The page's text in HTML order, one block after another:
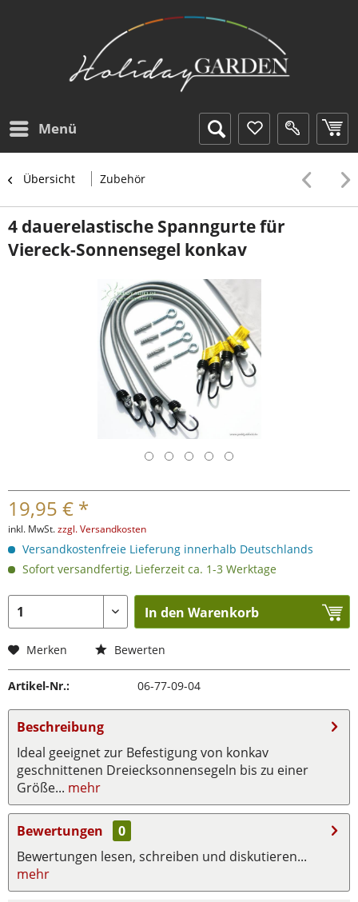
Menü
Übersicht Zubehör
4 dauerelastische Spanngurte für
Viereck-Sonnensegel konkav
19,95 € *
inkl. MwSt.zzgl. Versandkosten
Versandkostenfreie Lieferung innerhalb Deutschlands
Sofort versandfertig, Lieferzeit ca. 1-3 Werktage
In den Warenkorb
Merken Bewerten
Artikel-Nr.: 06-77-09-04
Beschreibung
Ideal geeignet zur Befestigung von konkav
geschnittenen Dreiecksonnensegeln bis zu einer
Größe... mehr
Bewertungen
0
Bewertungen lesen, schreiben und diskutieren...
mehr